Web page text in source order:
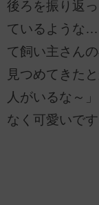
後ろを振り返
ているような…
て飼い主さん
見つめてきた
人がいるな～
なく可愛いです